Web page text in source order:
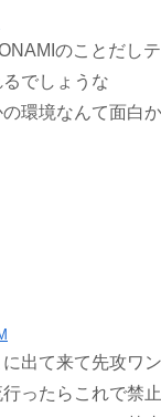
のことだし
でしょうな
環境なんて面白
出て来て先攻ワ
ったらこれで禁